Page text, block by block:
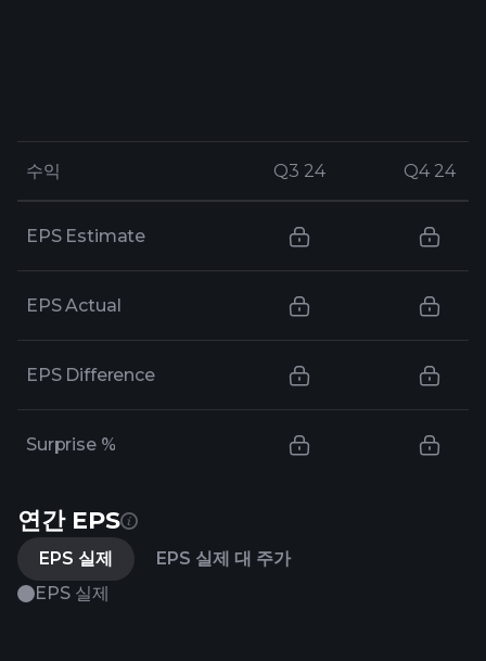
수익 Q3 24 Q4 24
수익 Q3 24 Q4 24
EPS Estimate
EPS Actual
EPS Difference
Surprise %
연간 EPS
EPS 실제
EPS 실제 대 주가
EPS 실제